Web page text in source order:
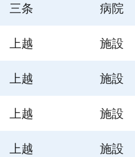
三条 病院
上越 施設
上越 施設
上越 施設
上越 施設